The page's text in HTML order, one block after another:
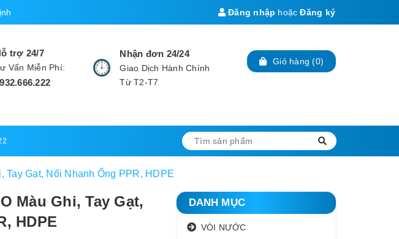
Đăng nhập hoặc Đăng ký
trợ 24/7
Vấn Miễn Phí:
Nhận đơn 24/24
Giao Dịch Hành Chính
Từ T2-T7
Giỏ hàng (0)
Tay Gạt, Nối Nhanh Ống PPR, HDPE
Màu Ghi, Tay Gạt,
HDPE
DANH MỤC
VÒI NƯỚC